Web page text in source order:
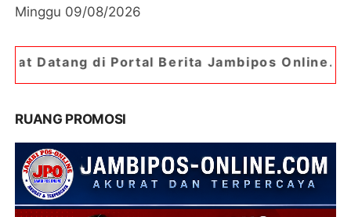
Minggu 09/08/2026
Berita Jambipos Online. Portal Berita
RUANG PROMOSI